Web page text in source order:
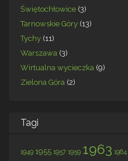
Świętochłowice (3)
Tarnowskie Góry (13)
Tychy (11)
Warszawa (3)
Wirtualna wycieczka (9)
Zielona Góra (2)
Tagi
1949 1955 1957 1959 1963 1964